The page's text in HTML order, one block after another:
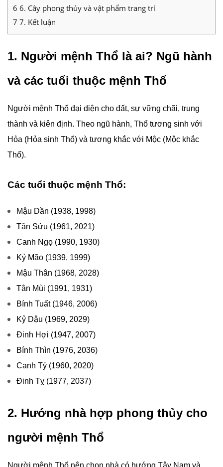
6 6. Cây phong thủy và vật phẩm trang trí
7 7. Kết luận
1. Người mệnh Thổ là ai? Ngũ hành
và các tuổi thuộc mệnh Thổ
Người mệnh Thổ đại diện cho đất, sự vững chãi, trung
thành và kiên định. Theo ngũ hành, Thổ tương sinh với
Hỏa (Hỏa sinh Thổ) và tương khắc với Mộc (Mộc khắc
Thổ).
Các tuổi thuộc mệnh Thổ:
Mậu Dần (1938, 1998)
Tân Sửu (1961, 2021)
Canh Ngọ (1990, 1930)
Kỷ Mão (1939, 1999)
Mậu Thân (1968, 2028)
Tân Mùi (1991, 1931)
Bính Tuất (1946, 2006)
Kỷ Dậu (1969, 2029)
Đinh Hợi (1947, 2007)
Bính Thìn (1976, 2036)
Canh Tý (1960, 2020)
Đinh Tỵ (1977, 2037)
2. Hướng nhà hợp phong thủy cho
người mệnh Thổ